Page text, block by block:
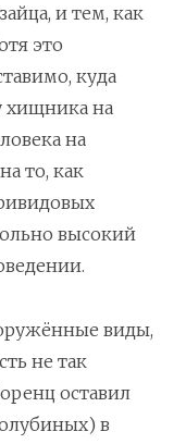
и тем, как
это
куда
хищника на
на
то, как
высокий
виды,
не так
оставил
в